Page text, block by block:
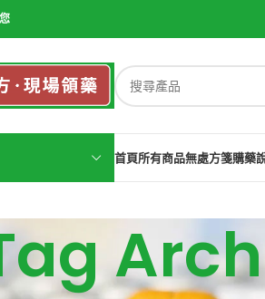
首頁所有商品無處方箋購藥